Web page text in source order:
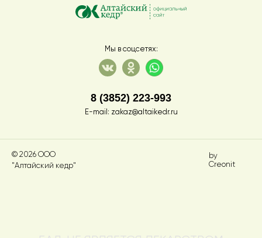
Мы в соцсетях:
8 (3852) 223-993
E-mail: zakaz@altaikedr.ru
© 2026 ООО
"Алтайский кедр"
by
Creonit